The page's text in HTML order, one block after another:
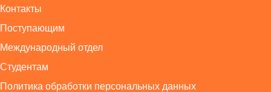
Контакты
Поступающим
Международный отдел
Студентам
Политика обработки персональных данных